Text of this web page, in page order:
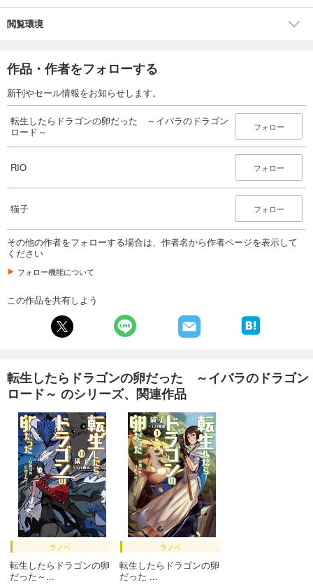
閲覧環境
作品・作者をフォローする
新刊やセール情報をお知らせします。
転生したらドラゴンの卵だった ～イバラのドラゴン
ロード～
フォロー
RIO フォロー
猫子 フォロー
その他の作者をフォローする場合は、作者名から作者ページを表示して
ください
フォロー機能について
この作品を共有しよう
転生したらドラゴンの卵だった ～イバラのドラゴン
ロード～ のシリーズ、関連作品
ラノベ
転生したらドラゴンの卵
だった～...
ラノベ
転生したらドラゴンの卵
だった ...